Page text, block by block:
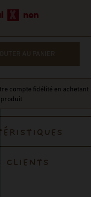
non
AU PANIER
compte fidélité en achetant
produit
CLIENTS